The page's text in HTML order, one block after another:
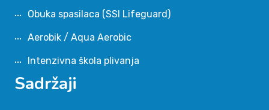
Obuka spasilaca (SSI Lifeguard)
Aerobik / Aqua Aerobic
Intenzivna škola plivanja
Sadržaji